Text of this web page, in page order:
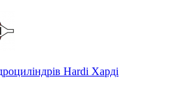
Hardi Харді